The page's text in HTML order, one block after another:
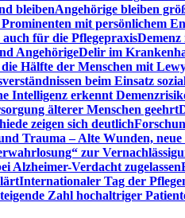
bleibenAngehörige bleiben
mit persönlichem
für die Pflegepraxis
AngehörigeDelir im
Hälfte der Menschen mit
beim Einsatz
Intelligenz erkennt
älterer Menschen geehrt
zeigen sich deutlich
Trauma – Alte Wunden,
zur
Alzheimer-Verdacht zugelassen
Internationaler Tag der
Zahl hochaltriger